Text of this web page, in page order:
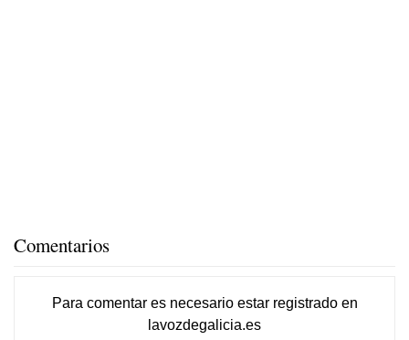
Comentarios
Para comentar es necesario estar registradoen
lavozdegalicia.es